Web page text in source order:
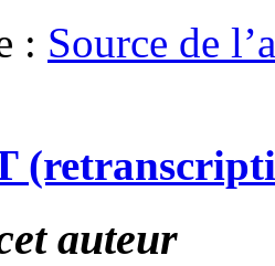
: Source de
auteur